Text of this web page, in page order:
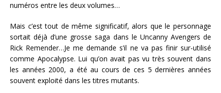
numéros entre les deux volumes…
Mais c’est tout de même significatif, alors que le personnage
sortait déjà d’une grosse saga dans le Uncanny Avengers de
Rick Remender…Je me demande s’il ne va pas finir sur-utilisé
comme Apocalypse. Lui qu’on avait pas vu très souvent dans
les années 2000, a été au cours de ces 5 dernières années
souvent exploité dans les titres mutants.